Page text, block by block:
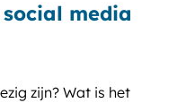
media
zijn? Wat is het